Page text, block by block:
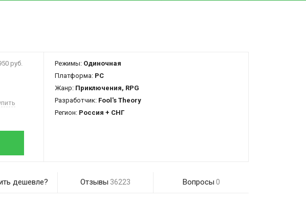
руб. Режимы: Одиночная
Платформа: PC
Жанр: Приключения, RPG
Разработчик: Fool's Theory
Регион: Россия + СНГ
дешевле? Отзывы 36223 Вопросы 0